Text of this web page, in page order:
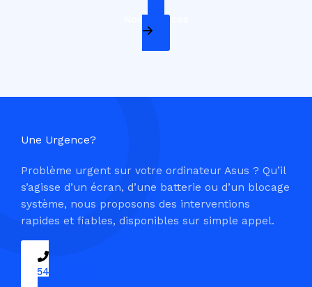
Nos Services
Une Urgence?
Problème urgent sur votre ordinateur Asus ? Qu’il
s’agisse d’un écran, d’une batterie ou d’un blocage
système, nous proposons des interventions
rapides et fiables, disponibles sur simple appel.
09 54 37 04 03